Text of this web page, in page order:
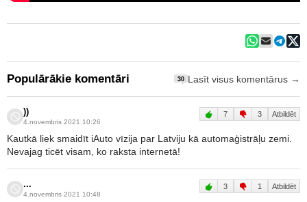
Populārākie komentāri 30 Lasīt visus komentārus →
))
4.novembris 2021 10:26
7 3 Atbildēt
Kautkā liek smaidīt iAuto vīzija par Latviju kā automaģistrāļu zemi.
Nevajag ticēt visam, ko raksta internetā!
...
4.novembris 2021 10:48
3 1 Atbildēt